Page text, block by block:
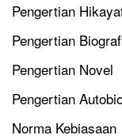
Pengertian
Pengertian
Pengertian Novel
Pengertian
Norma Kebiasaan